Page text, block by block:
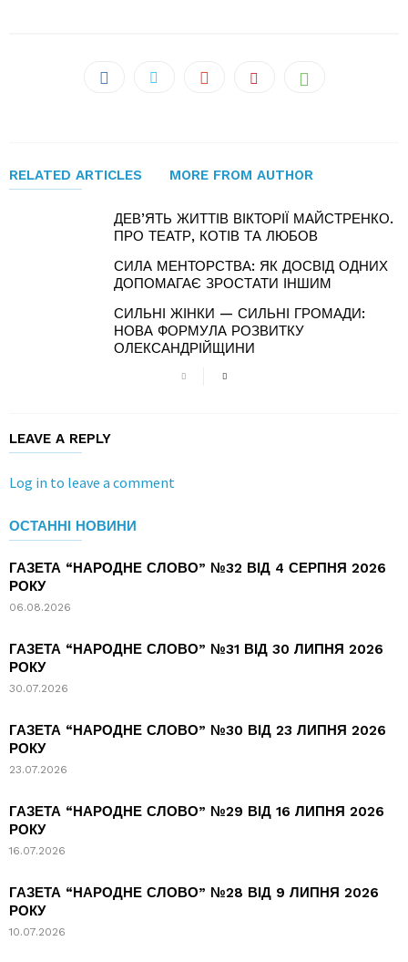
RELATED ARTICLES MORE FROM AUTHOR
ДЕВ’ЯТЬ ЖИТТІВ ВІКТОРІЇ МАЙСТРЕНКО.
ПРО ТЕАТР, КОТІВ ТА ЛЮБОВ
СИЛА МЕНТОРСТВА: ЯК ДОСВІД ОДНИХ
ДОПОМАГАЄ ЗРОСТАТИ ІНШИМ
СИЛЬНІ ЖІНКИ — СИЛЬНІ ГРОМАДИ:
НОВА ФОРМУЛА РОЗВИТКУ
ОЛЕКСАНДРІЙЩИНИ
LEAVE A REPLY
Log in to leave a comment
ОСТАННІ НОВИНИ
ГАЗЕТА “НАРОДНЕ СЛОВО” №32 ВІД 4 СЕРПНЯ 2026
РОКУ
06.08.2026
ГАЗЕТА “НАРОДНЕ СЛОВО” №31 ВІД 30 ЛИПНЯ 2026
РОКУ
30.07.2026
ГАЗЕТА “НАРОДНЕ СЛОВО” №30 ВІД 23 ЛИПНЯ 2026
РОКУ
23.07.2026
ГАЗЕТА “НАРОДНЕ СЛОВО” №29 ВІД 16 ЛИПНЯ 2026
РОКУ
16.07.2026
ГАЗЕТА “НАРОДНЕ СЛОВО” №28 ВІД 9 ЛИПНЯ 2026
РОКУ
10.07.2026